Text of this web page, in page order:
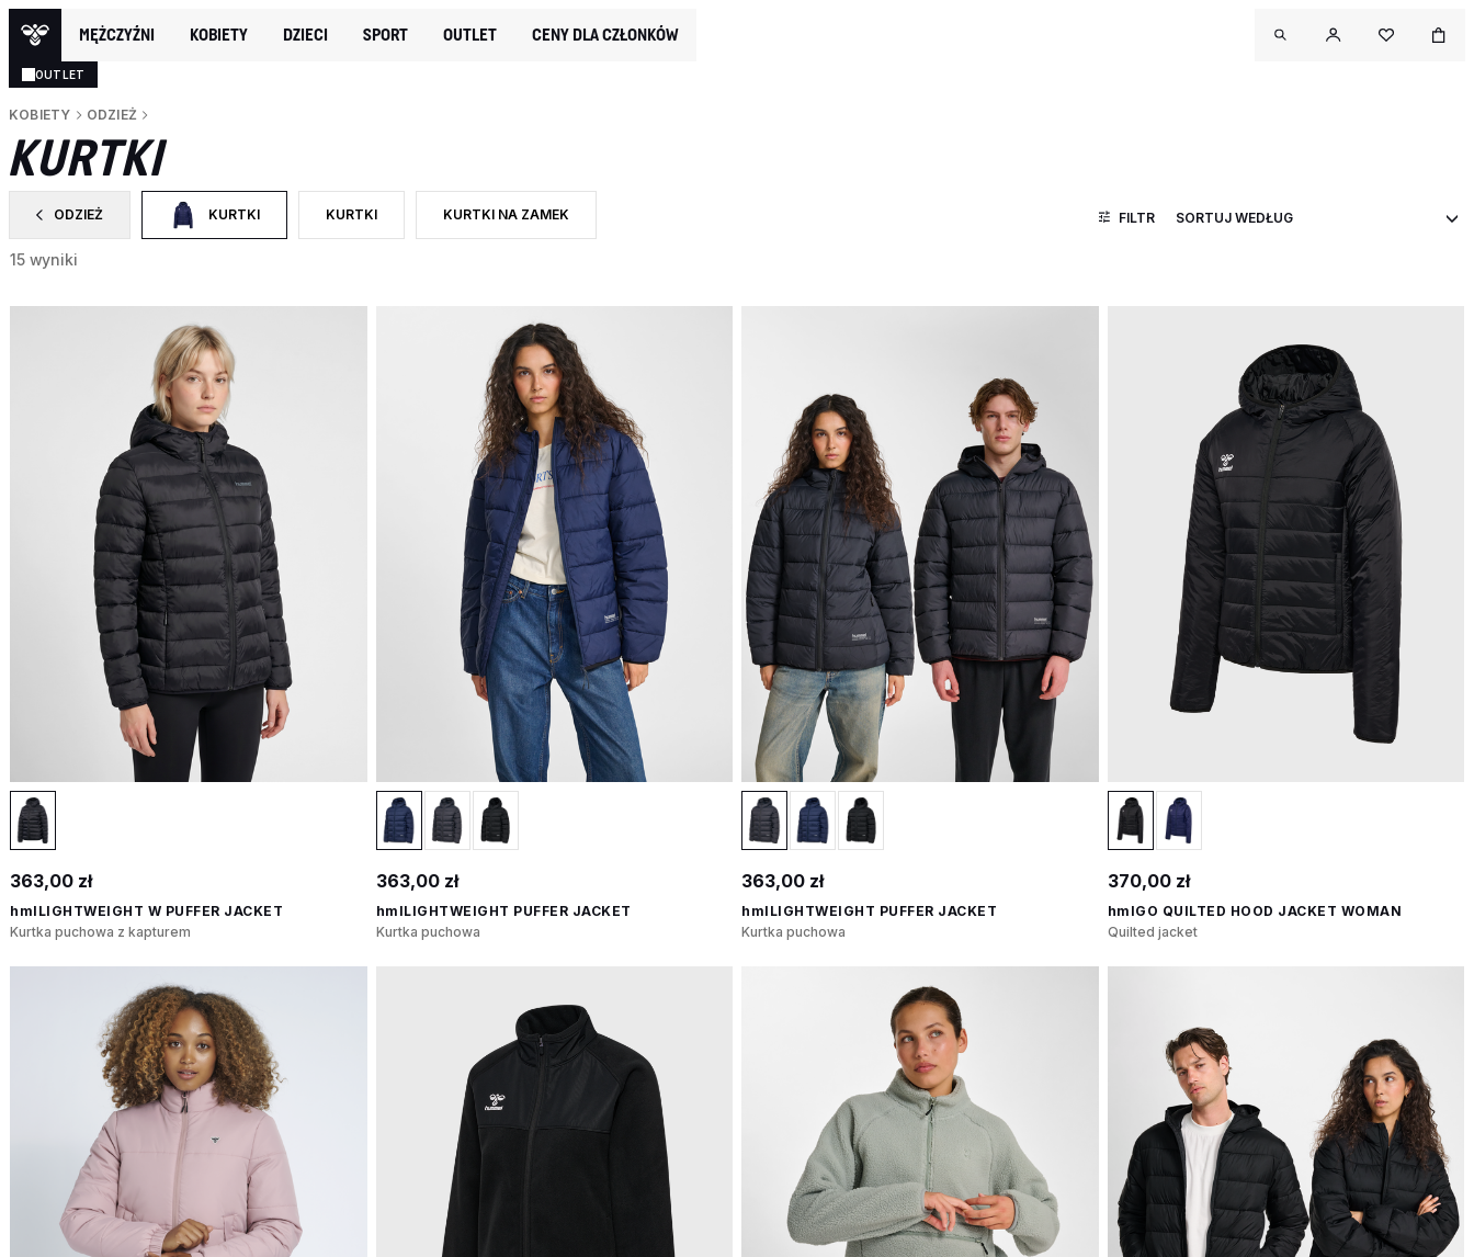
MĘŻCZYŹNI KOBIETY DZIECI SPORT OUTLET CENY DLA CZŁONKÓW
OUTLET
KOBIETY ODZIEŻ
KURTKI
ODZIEŻ
ZAWĘŹ DO CATEGORY: ODZIEŻ
KURTKIWYBRANY OBECNIE ZAWĘŻONO DO CATEGORY: KURTKI
KURTKI
ZAWĘŹ DO RODZAJ PRODUKTU: KURTKI
KURTKI NA ZAMEK
ZAWĘŹ DO RODZAJ PRODUKTU: KURTKI NA ZAMEK FILTR
15 wyniki
363,00 zł
hmlLIGHTWEIGHT W PUFFER JACKET
Kurtka puchowa z kapturem
363,00 zł
hmlLIGHTWEIGHT PUFFER JACKET
Kurtka puchowa
363,00 zł
hmlLIGHTWEIGHT PUFFER JACKET
Kurtka puchowa
370,00 zł
hmlGO QUILTED HOOD JACKET WOMAN
Quilted jacket